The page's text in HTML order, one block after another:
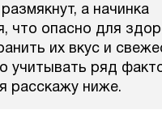
а начинка
что опасно для
их вкус и
учитывать ряд
расскажу ниже.